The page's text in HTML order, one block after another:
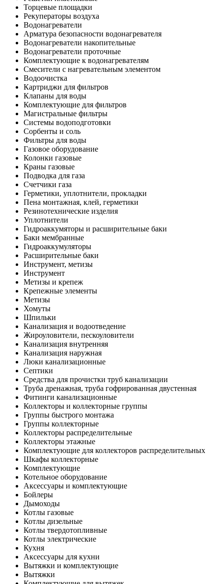
Торцевые площадки
Рекуператоры воздуха
Водонагреватели
Арматура безопасности водонагревателя
Водонагреватели накопительные
Водонагреватели проточные
Комплектующие к водонагревателям
Смесители с нагревательным элементом
Водоочистка
Картриджи для фильтров
Клапаны для воды
Комплектующие для фильтров
Магистральные фильтры
Системы водоподготовки
Сорбенты и соль
Фильтры для воды
Газовое оборудование
Колонки газовые
Краны газовые
Подводка для газа
Счетчики газа
Герметики, уплотнители, прокладки
Пена монтажная, клей, герметики
Резинотехнические изделия
Уплотнители
Гидроаккумяторы и расширительные баки
Баки мембранные
Гидроаккумуляторы
Расширительные баки
Инструмент, метизы
Инструмент
Метизы и крепеж
Крепежные элементы
Метизы
Хомуты
Шпильки
Канализация и водоотведение
Жироуловители, пескоуловители
Канализация внутренняя
Канализация наружная
Люки канализационные
Септики
Средства для прочистки труб канализации
Труба дренажная, труба гофрированная двустенная
Фитинги канализационные
Коллекторы и коллекторные группы
Группы быстрого монтажа
Группы коллекторные
Коллекторы распределительные
Коллекторы этажные
Комплектующие для коллекторов распределительных
Шкафы коллекторные
Комплектующие
Котельное оборудование
Аксессуары и комплектующие
Бойлеры
Дымоходы
Котлы газовые
Котлы дизельные
Котлы твердотопливные
Котлы электрические
Кухня
Аксессуары для кухни
Вытяжки и комплектующие
Вытяжки